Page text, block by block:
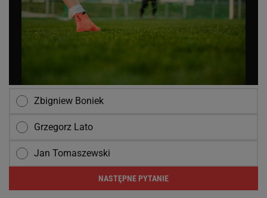
Zbigniew Boniek
Grzegorz Lato
Jan Tomaszewski
NASTĘPNE PYTANIE